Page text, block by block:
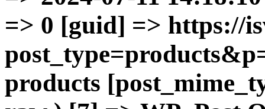
=> 0 [guid] => https://
products